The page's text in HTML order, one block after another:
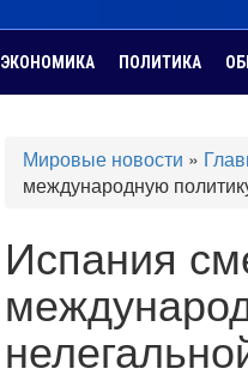
ЭКОНОМИКА ПОЛИТИКА
Мировые новости »
международную
Испания